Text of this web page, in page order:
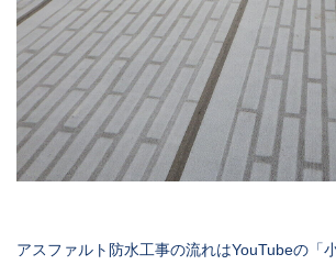
アスファルト防水工事の流れはYouTubeの「